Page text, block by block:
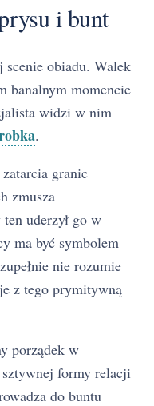
i bunt
scenie obiadu. Walek
banalnym momencie
widzi w nim
.
granic
zmusza
uderzył go w
ma być symbolem
nie rozumie
z tego prymitywną
porządek w
formy relacji
do buntu